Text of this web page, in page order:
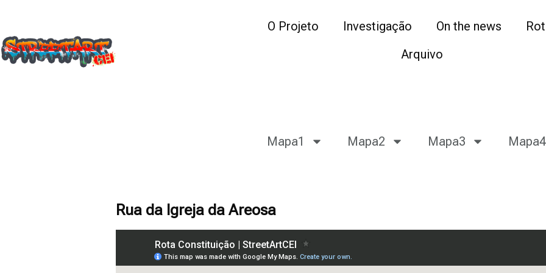
O Projeto Investigação On the news
Arquivo
Mapa1 Mapa2 Mapa3 Mapa4
Rua da Igreja da Areosa